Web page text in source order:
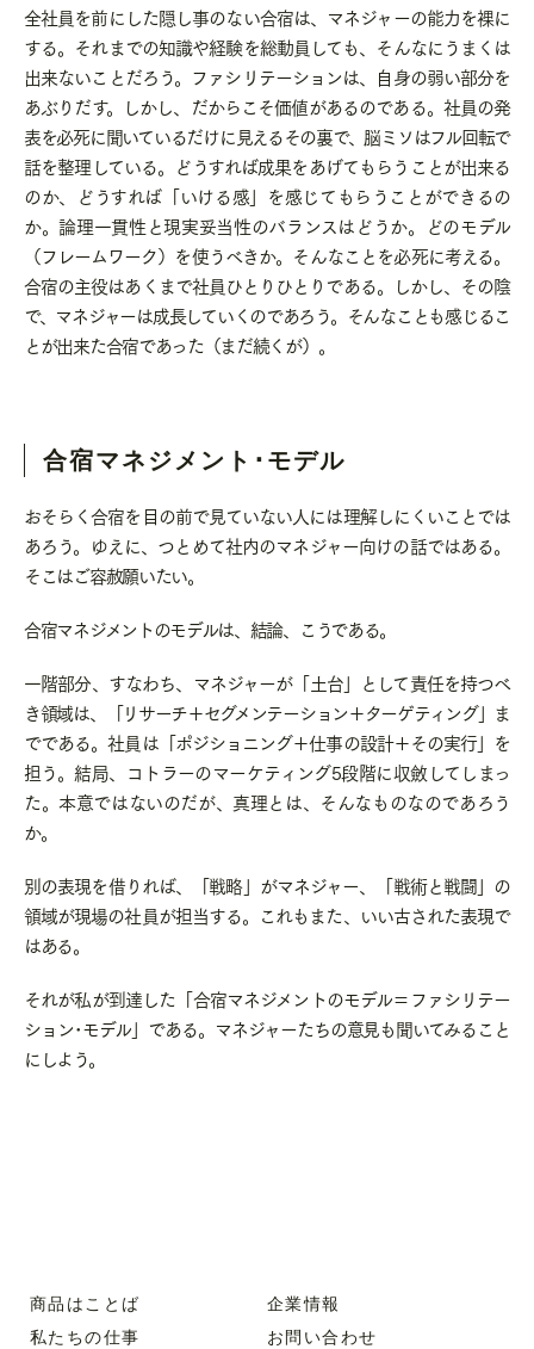
全社員を前にした隠し事のない合宿は、マネジャーの能力を裸に
する。それまでの知識や経験を総動員しても、そんなにうまくは
出来ないことだろう。ファシリテーションは、自身の弱い部分を
あぶりだす。しかし、だからこそ価値があるのである。社員の発
表を必死に聞いているだけに見えるその裏で、脳ミソはフル回転で
話を整理している。どうすれば成果をあげてもらうことが出来る
のか、どうすれば「いける感」を感じてもらうことができるの
か。論理一貫性と現実妥当性のバランスはどうか。どのモデル
（フレームワーク）を使うべきか。そんなことを必死に考える。
合宿の主役はあくまで社員ひとりひとりである。しかし、その陰
で、マネジャーは成長していくのであろう。そんなことも感じるこ
とが出来た合宿であった（まだ続くが）。
合宿マネジメント･モデル
おそらく合宿を目の前で見ていない人には理解しにくいことでは
あろう。ゆえに、つとめて社内のマネジャー向けの話ではある。
そこはご容赦願いたい。
合宿マネジメントのモデルは、結論、こうである。
一階部分、すなわち、マネジャーが「土台」として責任を持つべ
き領域は、「リサーチ＋セグメンテーション＋ターゲティング」ま
でである。社員は「ポジショニング＋仕事の設計＋その実行」を
担う。結局、コトラーのマーケティング5段階に収斂してしまっ
た。本意ではないのだが、真理とは、そんなものなのであろう
か。
別の表現を借りれば、「戦略」がマネジャー、「戦術と戦闘」の
領域が現場の社員が担当する。これもまた、いい古された表現で
はある。
それが私が到達した「合宿マネジメントのモデル＝ファシリテー
ション･モデル」である。マネジャーたちの意見も聞いてみること
にしよう。
商品はことば
私たちの仕事
企業情報
お問い合わせ